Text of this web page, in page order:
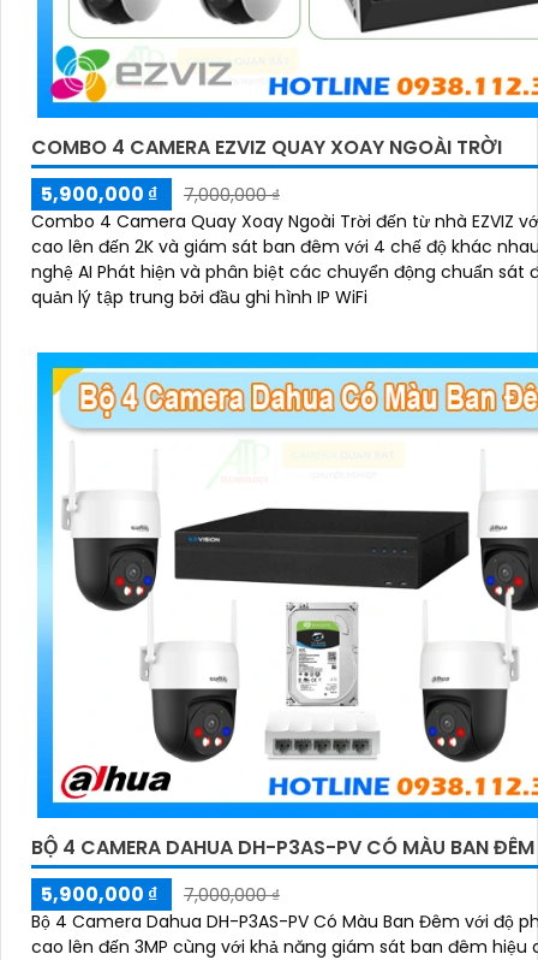
COMBO 4 CAMERA EZVIZ QUAY XOAY NGOÀI TRỜI
5,900,000 ₫
7,000,000 ₫
Combo 4 Camera Quay Xoay Ngoài Trời đến từ nhà EZVIZ
cao lên đến 2K và giám sát ban đêm với 4 chế độ khác
nghệ AI Phát hiện và phân biệt các chuyển động chuẩn sát
quản lý tập trung bởi đầu ghi hình IP WiFi
BỘ 4 CAMERA DAHUA DH-P3AS-PV CÓ MÀU BAN ĐÊM
5,900,000 ₫
7,000,000 ₫
Bộ 4 Camera Dahua DH-P3AS-PV Có Màu Ban Đêm với độ
cao lên đến 3MP cùng với khả năng giám sát ban đêm hiệu